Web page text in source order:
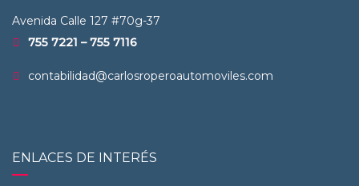
Avenida Calle 127 #70g-37
755 7221 – 755 7116
contabilidad@carlosroperoautomoviles.com
ENLACES DE INTERÉS